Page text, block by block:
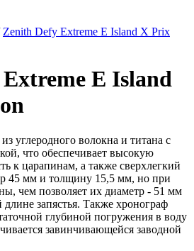
Zenith Defy Extreme E Island X Prix
E Island
углеродного волокна и титана с
что обеспечивает высокую
к царапинам, а также сверхлегкий
45 мм и толщину 15,5 мм, но при
чем позволяет их диаметр - 51 мм
запястья. Также хронограф
глубиной погружения в воду
завинчивающейся заводной